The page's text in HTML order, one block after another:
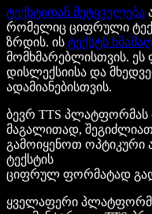
ტექსტიდან მეტყველება
რომელიც ციფრული
ზრდის. ის ტექსტს
მომხმარებლისთვის. ეს
დისლექსიისა და
ადამიანებისთვის.
ბევრ TTS პლატფორმას
მაგალითად, შეგიძლიათ
გამოიყენოთ ოპტიკური
ტექსტის
ციფრულ ფორმატად
ყველაფერი